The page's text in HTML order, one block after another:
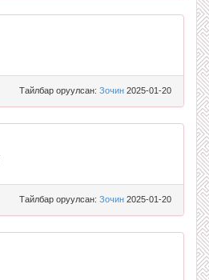
Тайлбар оруулсан: Зочин 2025-01-20
Тайлбар оруулсан: Зочин 2025-01-20